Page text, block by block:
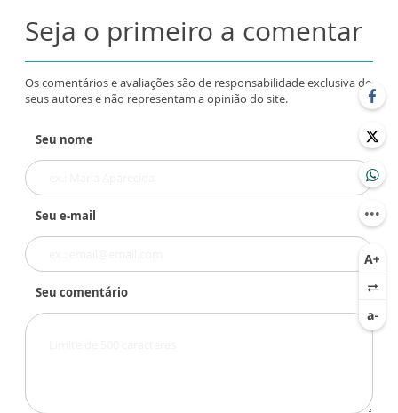
Seja o primeiro a comentar
Os comentários e avaliações são de responsabilidade exclusiva de
seus autores e não representam a opinião do site.
Seu nome
Seu e-mail
Seu comentário